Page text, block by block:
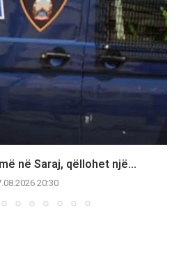
në Saraj, qëllohet një...
20:30